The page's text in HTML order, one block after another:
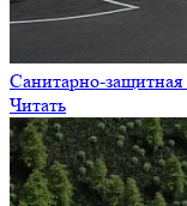
Читать